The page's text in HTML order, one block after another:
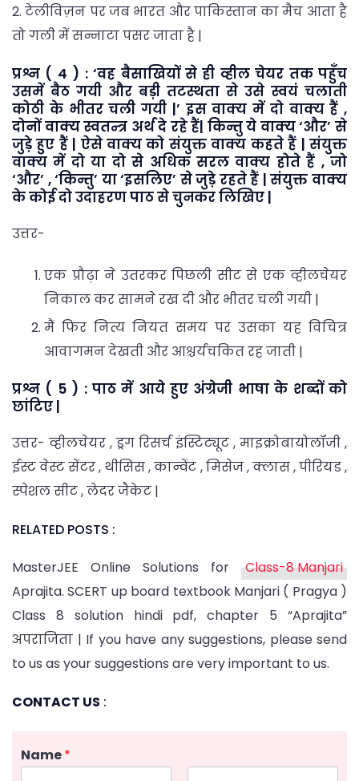
2. टेलीविज़न पर जब भारत और पाकिस्तान का मैच आता है
तो गली में सन्नाटा पसर जाता है |
प्रश्न ( 4 ) : ‘वह बैसाखियों से ही व्हील चेयर तक पहुँच
उसमें बैठ गयी और बड़ी तटस्थता से उसे स्वयं चलाती
कोठी के भीतर चली गयी |’ इस वाक्य में दो वाक्य हैं ,
दोनों वाक्य स्वतन्त्र अर्थ दे रहे हैं| किन्तु ये वाक्य ‘और’ से
जुड़े हुए हैं | ऐसे वाक्य को संयुक्त वाक्य कहते हैं | संयुक्त
वाक्य में दो या दो से अधिक सरल वाक्य होते हैं , जो
‘और’ , ‘किन्तु’ या ‘इसलिए’ से जुड़े रहते हैं | संयुक्त वाक्य
के कोई दो उदाहरण पाठ से चुनकर लिखिए |
उत्तर-
एक प्रौढ़ा ने उतरकर पिछली सीट से एक व्हीलचेयर
निकाल कर सामने रख दी और भीतर चली गयी |
मैं फिर नित्य नियत समय पर उसका यह विचित्र
आवागमन देखती और आश्चर्यचकित रह जाती |
प्रश्न ( 5 ) : पाठ में आये हुए अंग्रेजी भाषा के शब्दों को
छांटिए |
उत्तर- व्हीलचेयर , ड्रग रिसर्च इंस्टिट्यूट , माइक्रोबायोलॉजी ,
ईस्ट वेस्ट सेंटर , थीसिस , कान्वेंट , मिसेज , क्लास , पीरियड ,
स्पेशल सीट , लेदर जैकेट |
RELATED POSTS :
MasterJEE Online Solutions for
Class-8 Manjari
Aprajita. SCERT up board textbook Manjari ( Pragya )
Class 8 solution hindi pdf, chapter 5 “Aprajita”
अपराजिता | If you have any suggestions, please send
to us as your suggestions are very important to us.
CONTACT US :
Name*